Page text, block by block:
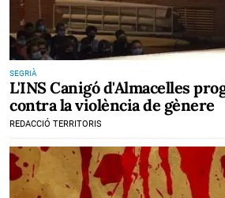
SEGRIÀ
L'INS Canigó d'Almacelles
contra la violència de gènere
REDACCIÓ TERRITORIS